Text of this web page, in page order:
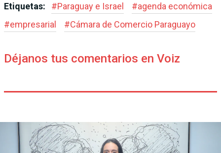
Etiquetas: #Paraguay e Israel #agenda económica
#empresarial #Cámara de Comer­cio Paraguayo
Déjanos tus comentarios en Voiz